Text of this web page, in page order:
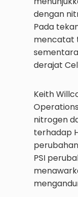
dengan
Pada
mencatat
derajat
Keith
nitrogen
terhadap
PSI